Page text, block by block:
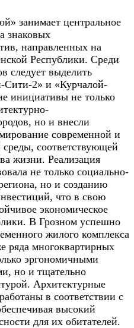
занимает центральное
знаковых
направленных на
Республики. Среди
следует выделить
Сити-2» и «Курчалой-
инициативы не только
но и внесли
современной и
соответствующей
жизни. Реализация
не только социально-
но и созданию
что в свою
экономическое
В Грозном успешно
жилого комплекса
ряда многоквартирных
эргономичными
но и тщательно
Архитектурные
в соответствии с
высокий
для их обитателей.